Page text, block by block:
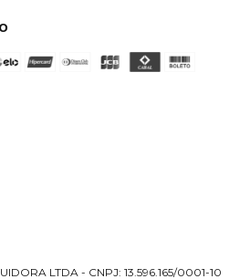
LTDA - CNPJ: 13.596.165/0001-10